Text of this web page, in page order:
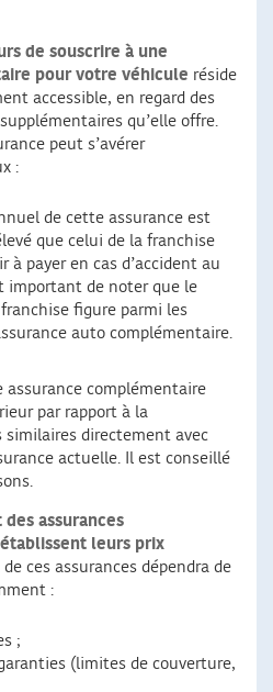
de souscrire à une
pour votre véhicule réside
accessible, en regard des
qu’elle offre.
peut s’avérer
:
de cette assurance est
que celui de la franchise
à payer en cas d’accident au
important de noter que le
figure parmi les
auto complémentaire.
assurance complémentaire
par rapport à la
similaires directement avec
actuelle. Il est conseillé
assurances
leurs prix
ces assurances dépendra de
:
;
(limites de couverture,